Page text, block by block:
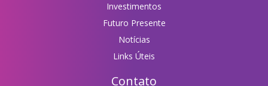
Investimentos
Futuro Presente
Notícias
Links Úteis
Contato